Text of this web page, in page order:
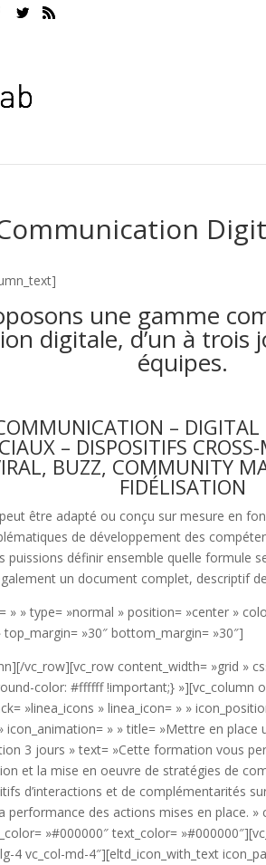
une gamme
digitale, d’un à trois
équipes.
–
– DISPOSITIFS
BUZZ, COMMUNITY
FIDÉLISATION
être adapté ou conçu sur mesure en
de développement des
puissions définir ensemble quelle formule
un document complet, descriptif
» » type= »normal » position= »center »
»30″ bottom_margin= »30″]
vc_row][vc_row content_width= »grid »
color: #ffffff !important;} »][vc_column
»linea_icons » linea_icon= » »
icon_animation= » » title= »Mettre en
3 jours » text= »Cette formation vous
et la mise en oeuvre de stratégies de
d’interactions et de complémentarités
des actions mises en place. »
»#000000″ text_color=
4 vc_col-md-4″][eltd_icon_with_text